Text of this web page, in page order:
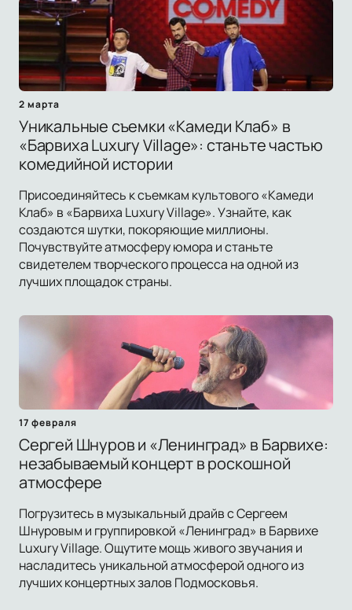
2 марта
Уникальные съемки «Камеди Клаб» в
«Барвиха Luxury Village»: станьте частью
комедийной истории
Присоединяйтесь к съемкам культового «Камеди
Клаб» в «Барвиха Luxury Village». Узнайте, как
создаются шутки, покоряющие миллионы.
Почувствуйте атмосферу юмора и станьте
свидетелем творческого процесса на одной из
лучших площадок страны.
17 февраля
Сергей Шнуров и «Ленинград» в Барвихе:
незабываемый концерт в роскошной
атмосфере
Погрузитесь в музыкальный драйв с Сергеем
Шнуровым и группировкой «Ленинград» в Барвихе
Luxury Village. Ощутите мощь живого звучания и
насладитесь уникальной атмосферой одного из
лучших концертных залов Подмосковья.